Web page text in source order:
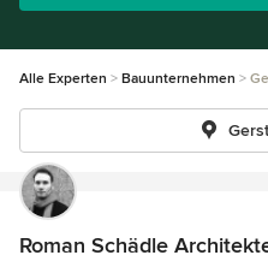
Alle Experten Bauunternehmen
Roman Schädle